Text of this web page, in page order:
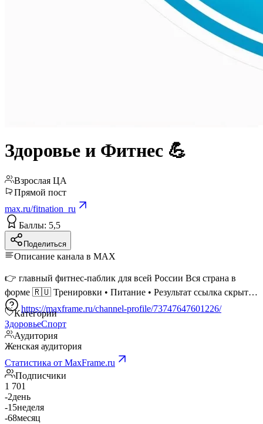
Здоровье и Фитнес 💪
Взрослая ЦА
Прямой пост
max.ru/fitnation_ru
Баллы: 5,5
Поделиться
Описание канала в MAX
👉 главный фитнес-паблик для всей России Вся страна в
форме 🇷🇺 Тренировки • Питание • Результат ссылка скрыта
https://maxframe.ru/channel-profile/73747647601226/
Категории
ЗдоровьеСпорт
Аудитория
Женская аудитория
Статистика от MaxFrame.ru
Подписчики
1 701
-2день
-15неделя
-68месяц